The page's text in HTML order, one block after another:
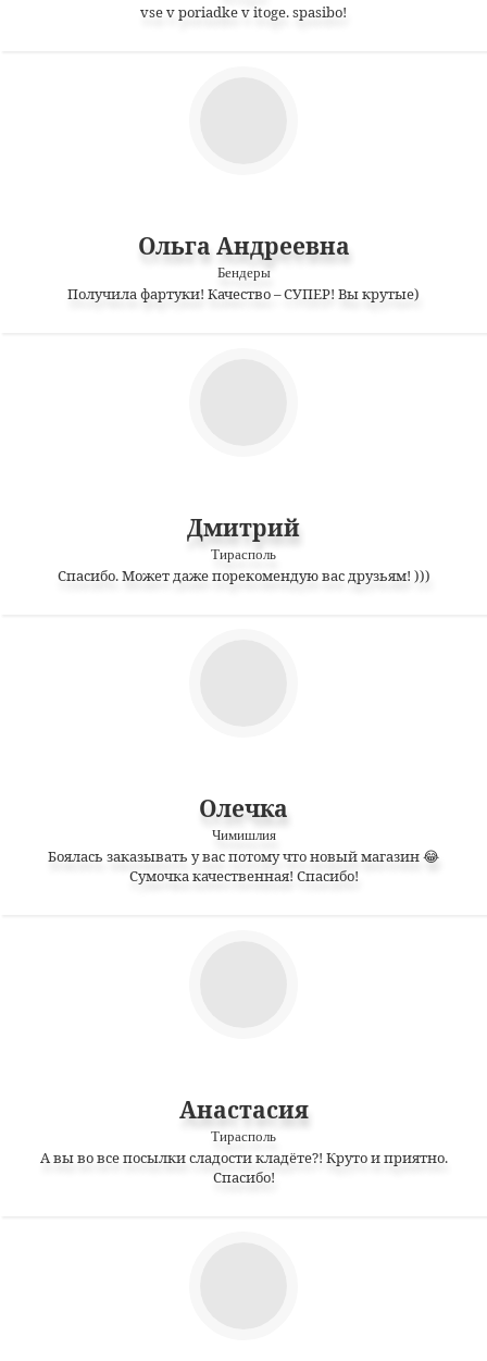
vse v poriadke v itoge. spasibo!
Ольга Андреевна
Бендеры
Получила фартуки! Качество – СУПЕР! Вы крутые)
Дмитрий
Тирасполь
Спасибо. Может даже порекомендую вас друзьям! )))
Олечка
Чимишлия
Боялась заказывать у вас потому что новый магазин 😂
Сумочка качественная! Спасибо!
Анастасия
Тирасполь
А вы во все посылки сладости кладёте?! Круто и приятно.
Спасибо!